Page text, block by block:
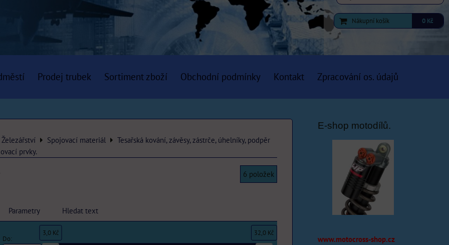
Nákupní košík 0 Kč
Prodej trubek Sortiment zboží Obchodní podmínky Kontakt Zpracování os. údajů
Železářství Spojovací materiál
Tesařská kování, závěsy, zástrče, úhelníky, podpěr
prvky.
6 položek
Parametry Hledat text
Do:
3,0 Kč 32,0 Kč
E-shop motodílů.
www.motocross-shop.cz